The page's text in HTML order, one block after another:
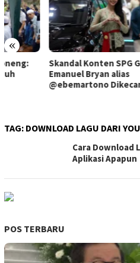
«
Skandal Konten SPG GIIAS:
Emanuel Bryan alias
@ebemartono Dikecam
TAG: DOWNLOAD LAGU DARI
Cara Download
Aplikasi Apapun
POS TERBARU